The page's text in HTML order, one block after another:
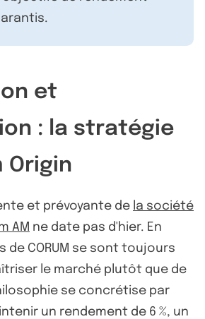
et
: la stratégie
Origin
et prévoyante de la société
AM ne date pas d'hier. En
de CORUM se sont toujours
le marché plutôt que de
se concrétise par
un rendement de 6 %, un